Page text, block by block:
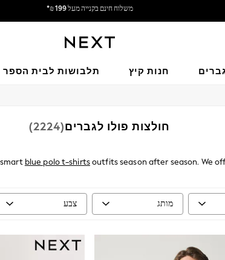
משלוח מבריטניה.
חנות קיץ תלבושות לבית הספר
חולצות פולו לגברים(2224)
blue polo t-shirtsoutfits season after season. We
crafted to flatter every physique.
מותג צבע